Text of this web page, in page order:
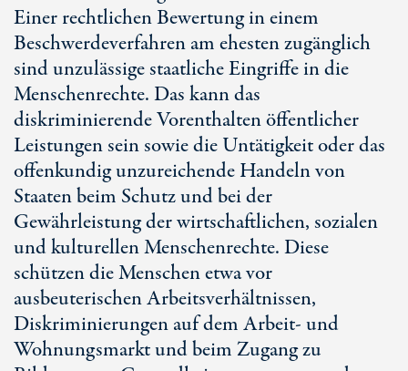
Einer rechtlichen Bewertung in einem
Beschwerdeverfahren am ehesten zugänglich
sind unzulässige staatliche Eingriffe in die
Menschenrechte. Das kann das
diskriminierende Vorenthalten öffentlicher
Leistungen sein sowie die Untätigkeit oder das
offenkundig unzureichende Handeln von
Staaten beim Schutz und bei der
Gewährleistung der wirtschaftlichen, sozialen
und kulturellen Menschenrechte. Diese
schützen die Menschen etwa vor
ausbeuterischen Arbeitsverhältnissen,
Diskriminierungen auf dem Arbeit- und
Wohnungsmarkt und beim Zugang zu